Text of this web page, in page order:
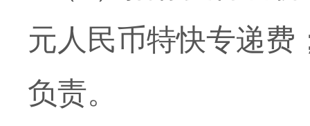
元人民币特快专递费
负责。